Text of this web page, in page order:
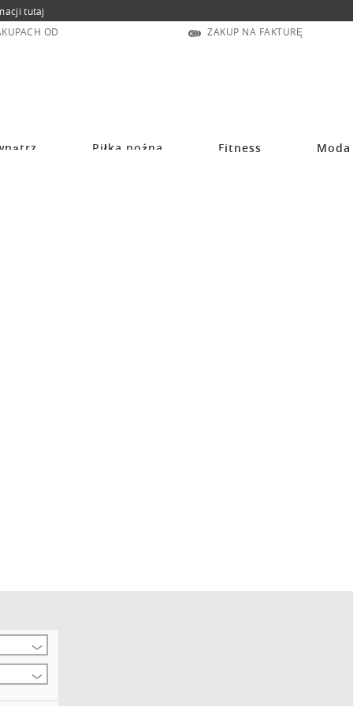
tutaj
OD
ZAKUP NA FAKTURĘ
Piłka nożna Fitness Moda